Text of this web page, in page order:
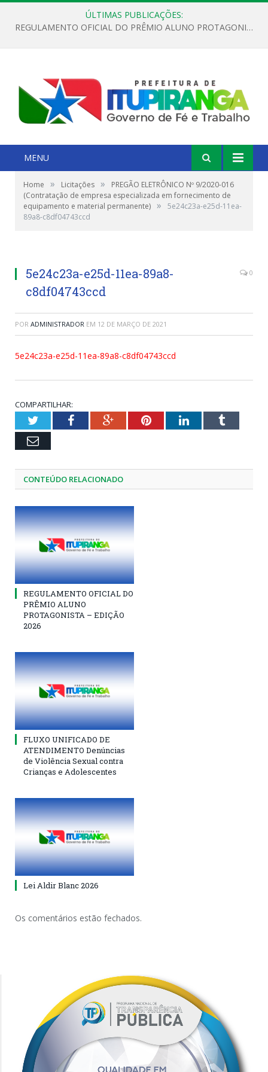
ÚLTIMAS PUBLICAÇÕES:
REGULAMENTO OFICIAL DO PRÊMIO ALUNO PROTAGONISTA – EDIÇÃO 2026
MENU
Home » Licitações »
PREGÃO ELETRÔNICO Nº 9/2020-016
(Contratação de empresa especializada em fornecimento de
equipamento e material permanente) »
5e24c23a-e25d-11ea-
89a8-c8df04743ccd
5e24c23a-e25d-11ea-89a8-
c8df04743ccd
0
POR ADMINISTRADOR EM 12 DE MARÇO DE 2021
5e24c23a-e25d-11ea-89a8-c8df04743ccd
COMPARTILHAR:
TwitterFacebookGoogle+PinterestLinkedInTumblr
Email
CONTEÚDO RELACIONADO
REGULAMENTO OFICIAL DO
PRÊMIO ALUNO
PROTAGONISTA – EDIÇÃO
2026
FLUXO UNIFICADO DE
ATENDIMENTO Denúncias
de Violência Sexual contra
Crianças e Adolescentes
Lei Aldir Blanc 2026
Os comentários estão fechados.